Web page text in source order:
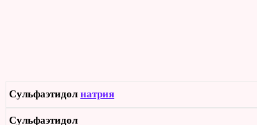
Сульфаэтидол натрия
Сульфаэтидол